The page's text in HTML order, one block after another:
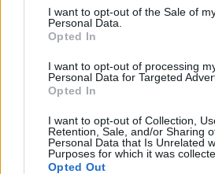
consent section.
I want to opt-out of the Sale of
Personal Data.
Opted In
I want to opt-out of processing
Personal Data for Targeted
Opted In
I want to opt-out of Collection,
Retention, Sale, and/or Sharing
Personal Data that Is Unrelated
Purposes for which it was
Opted Out
Σχόλια
Σχολίασε